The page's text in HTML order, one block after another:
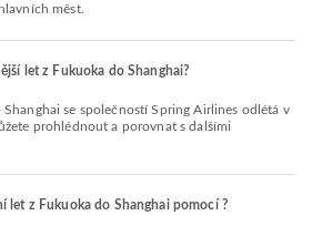
měst.
let z Fukuoka do Shanghai?
prohlédnout a porovnat s dalšími
let z Fukuoka do Shanghai pomocí ?